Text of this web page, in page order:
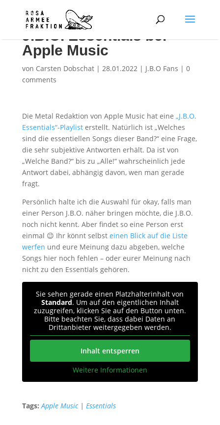
J.B.O. Essentials bei
Apple Music
von Carsten Dobschat| 28.01.2022| J.B.O Fans | 0
comments
Die Metal Redaktion von Apple Music hat eine „J.B.O.
Essentials“-Playlisterstellt. Natürlich ist „Welches
sind die essentiellen Songs dieser Band?“ eine Frage,
die sehr subjektive Antworten erhält. Da ist von
„Welche Band?“ bis zu „Alle!“ wahrscheinlich jede
Antwort dabei, abhängig davon, wen man gerade
fragt.
Persönlich halte ich die Auswahl für okay, falls man
einer Person J.B.O. näher bringen möchte, die J.B.O.
noch nicht kennt. Aber findet so eine Person erst
einmal 😉 Ihr könnt selbst einen Blick auf die Liste
werfen und eure Meinung dazu abgeben, welche
Songs hier noch fehlen – oder eurer Meinung nach
nicht zu den Essentials gehören.
Sie sehen gerade einen Platzhalterinhalt von
Standard. Um auf den eigentlichen Inhalt
zuzugreifen, klicken Sie auf den Button unten.
Bitte beachten Sie, dass dabei Daten an
Drittanbieter weitergegeben werden.
Inhalt entsperren
Weitere Informationen
Tags: Apple Music| Essentials